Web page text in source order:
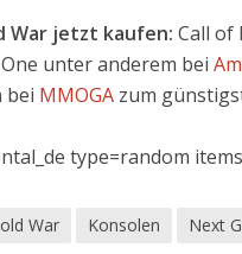
War jetzt kaufen:Call of
One unter anderem bei
bei MMOGA zum
type=random
War Konsolen Next